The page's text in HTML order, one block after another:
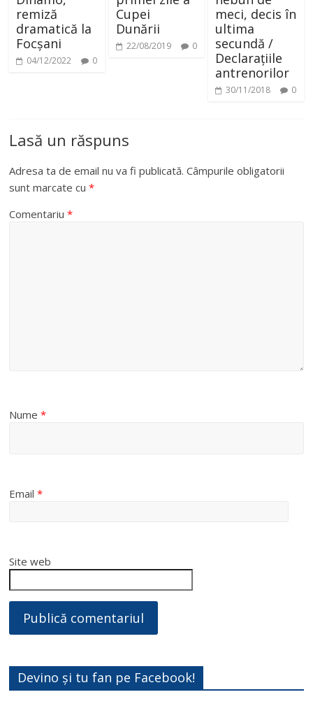
remiză
dramatică la
Focșani
04/12/2022 0
Cupei
Dunării
22/08/2019 0
meci, decis în
ultima
secundă /
Declarațiile
antrenorilor
30/11/2018 0
Lasă un răspuns
Adresa ta de email nu va fi publicată. Câmpurile obligatorii
sunt marcate cu*
Comentariu*
Nume*
Email*
Site web
Devino și tu fan pe Facebook!